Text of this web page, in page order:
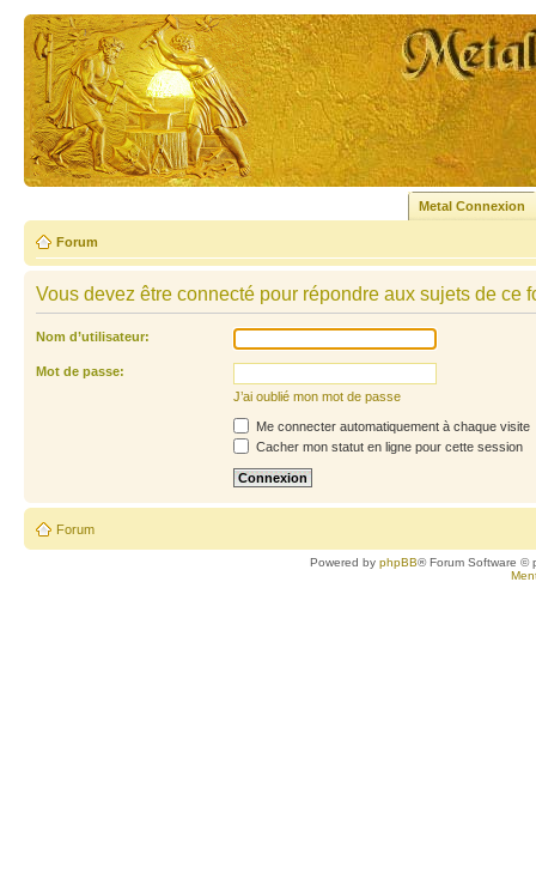
Metal Connexion
Forum
Vous devez être connecté pour répondre aux sujets de ce
Nom d’utilisateur:
Mot de passe:
J’ai oublié mon mot de passe
Me connecter automatiquement à chaque visite
Cacher mon statut en ligne pour cette session
Forum
Powered byphpBB® Forum Software ©